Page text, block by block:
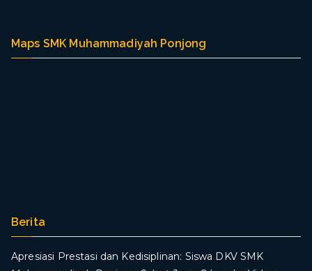
Maps SMK Muhammadiyah Ponjong
Berita
Apresiasi Prestasi dan Kedisiplinan: Siswa DKV SMK